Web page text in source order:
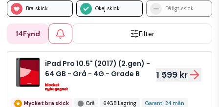
Bra skick Okej skick Dåligt skick
14Fynd Filter
iPad Pro 10.5" (2017) (2.gen) -
64 GB - Grå - 4G - Grade B
1 599 kr
Mycket bra skick Grå 64GB Lagring Garanti 24 mån